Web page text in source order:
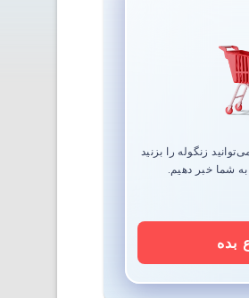
زنگوله را بزنید
شما خبر دهیم.
بده